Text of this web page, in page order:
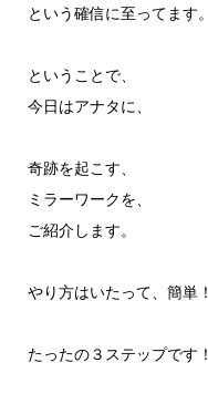
という確信に至ってます。
ということで、
今日はアナタに、
奇跡を起こす、
ミラーワークを、
ご紹介します。
やり方はいたって、簡単！
たったの３ステップです！